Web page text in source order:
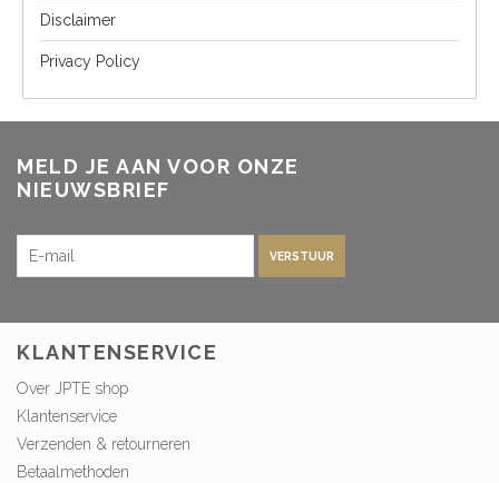
Disclaimer
Privacy Policy
MELD JE AAN VOOR ONZE
NIEUWSBRIEF
VERSTUUR
KLANTENSERVICE
Over JPTE shop
Klantenservice
Verzenden & retourneren
Betaalmethoden